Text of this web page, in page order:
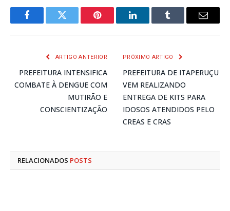
FacebookTwitter Pinterest LinkedInTumblr
E-
ARTIGO ANTERIOR
PREFEITURA INTENSIFICA
COMBATE À DENGUE COM
MUTIRÃO E
CONSCIENTIZAÇÃO
PRÓXIMO ARTIGO
PREFEITURA DE ITAPERUÇU
VEM REALIZANDO
ENTREGA DE KITS PARA
IDOSOS ATENDIDOS PELO
CREAS E CRAS
RELACIONADOS POSTS